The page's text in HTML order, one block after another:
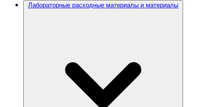
Лабораторные расходные материалы и материалы